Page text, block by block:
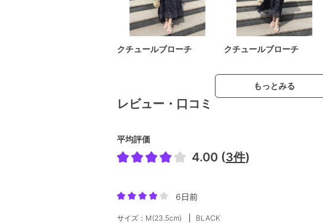
クチュールブローチ クチュールブローチ
もっとみる
レビュー・口コミ
平均評価
4.00 (3件)
6日前
サイズ：M(23.5cm) BLACK